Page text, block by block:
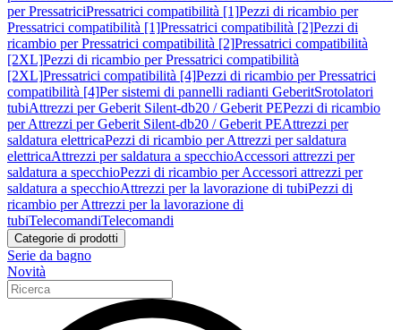
per PressatriciPressatrici compatibilità [1]Pezzi di ricambio per
Pressatrici compatibilità [1]Pressatrici compatibilità [2]Pezzi di
ricambio per Pressatrici compatibilità [2]Pressatrici compatibilità
[2XL]Pezzi di ricambio per Pressatrici compatibilità
[2XL]Pressatrici compatibilità [4]Pezzi di ricambio per Pressatrici
compatibilità [4]Per sistemi di pannelli radianti GeberitSrotolatori
tubiAttrezzi per Geberit Silent-db20 / Geberit PEPezzi di ricambio
per Attrezzi per Geberit Silent-db20 / Geberit PEAttrezzi per
saldatura elettricaPezzi di ricambio per Attrezzi per saldatura
elettricaAttrezzi per saldatura a specchioAccessori attrezzi per
saldatura a specchioPezzi di ricambio per Accessori attrezzi per
saldatura a specchioAttrezzi per la lavorazione di tubiPezzi di
ricambio per Attrezzi per la lavorazione di
tubiTelecomandiTelecomandi
Categorie di prodotti
Serie da bagno
Novità